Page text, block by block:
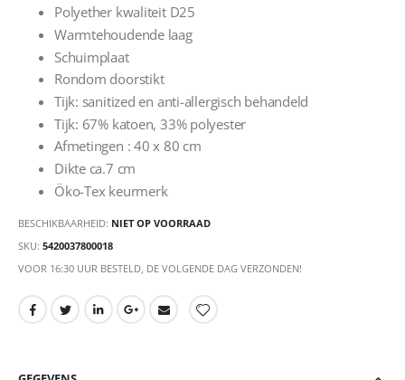
Polyether kwaliteit D25
Warmtehoudende laag
Schuimplaat
Rondom doorstikt
Tijk: sanitized en anti-allergisch behandeld
Tijk: 67% katoen, 33% polyester
Afmetingen : 40 x 80 cm
Dikte ca.7 cm
Öko-Tex keurmerk
BESCHIKBAARHEID: NIET OP VOORRAAD
SKU 5420037800018
VOOR 16:30 UUR BESTELD, DE VOLGENDE DAG VERZONDEN!